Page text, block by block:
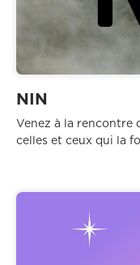
NIN
Venez à la rencontre
celles et ceux qui la